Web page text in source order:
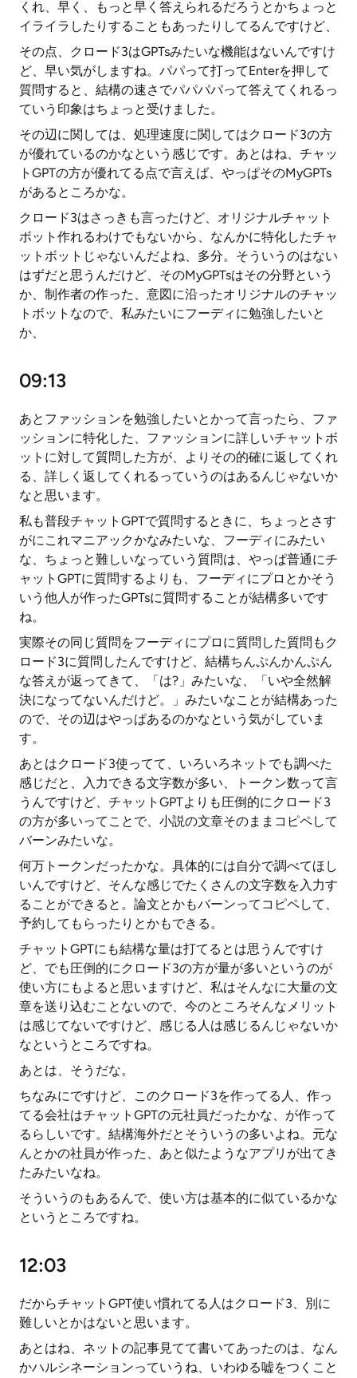
くれ、早く、もっと早く答えられるだろうとかちょっと
イライラしたりすることもあったりしてるんですけど、
その点、クロード3はGPTsみたいな機能はないんですけ
ど、早い気がしますね。パパって打ってEnterを押して
質問すると、結構の速さでパパパパって答えてくれるっ
ていう印象はちょっと受けました。
その辺に関しては、処理速度に関してはクロード3の方
が優れているのかなという感じです。あとはね、チャッ
トGPTの方が優れてる点で言えば、やっぱそのMyGPTs
があるところかな。
クロード3はさっきも言ったけど、オリジナルチャット
ボット作れるわけでもないから、なんかに特化したチャ
ットボットじゃないんだよね、多分。そういうのはない
はずだと思うんだけど、そのMyGPTsはその分野という
か、制作者の作った、意図に沿ったオリジナルのチャッ
トボットなので、私みたいにフーディに勉強したいと
か、
09:13
あとファッションを勉強したいとかって言ったら、ファ
ッションに特化した、ファッションに詳しいチャットボ
ットに対して質問した方が、よりその的確に返してくれ
る、詳しく返してくれるっていうのはあるんじゃないか
なと思います。
私も普段チャットGPTで質問するときに、ちょっとさす
がにこれマニアックかなみたいな、フーディにみたい
な、ちょっと難しいなっていう質問は、やっぱ普通にチ
ャットGPTに質問するよりも、フーディにプロとかそう
いう他人が作ったGPTsに質問することが結構多いです
ね。
実際その同じ質問をフーディにプロに質問した質問もク
ロード3に質問したんですけど、結構ちんぷんかんぷん
な答えが返ってきて、「は?」みたいな、「いや全然解
決になってないんだけど。」みたいなことが結構あった
ので、その辺はやっぱあるのかなという気がしていま
す。
あとはクロード3使ってて、いろいろネットでも調べた
感じだと、入力できる文字数が多い、トークン数って言
うんですけど、チャットGPTよりも圧倒的にクロード3
の方が多いってことで、小説の文章そのままコピペして
バーンみたいな。
何万トークンだったかな。具体的には自分で調べてほし
いんですけど、そんな感じでたくさんの文字数を入力す
ることができると。論文とかもバーンってコピペして、
予約してもらったりとかもできる。
チャットGPTにも結構な量は打てるとは思うんですけ
ど、でも圧倒的にクロード3の方が量が多いというのが
使い方にもよると思いますけど、私はそんなに大量の文
章を送り込むことないので、今のところそんなメリット
は感じてないですけど、感じる人は感じるんじゃないか
なというところですね。
あとは、そうだな。
ちなみにですけど、このクロード3を作ってる人、作っ
てる会社はチャットGPTの元社員だったかな、が作って
るらしいです。結構海外だとそういうの多いよね。元な
んとかの社員が作った、あと似たようなアプリが出てき
たみたいなね。
そういうのもあるんで、使い方は基本的に似ているかな
というところですね。
12:03
だからチャットGPT使い慣れてる人はクロード3、別に
難しいとかはないと思います。
あとはね、ネットの記事見てて書いてあったのは、なん
かハルシネーションっていうね、いわゆる嘘をつくこと